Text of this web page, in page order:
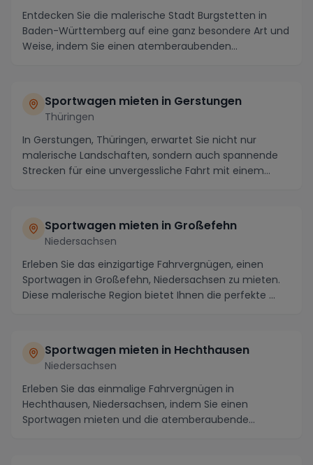
Entdecken Sie die malerische Stadt Burgstetten in
Baden-Württemberg auf eine ganz besondere Art und
Weise, indem Sie einen atemberaubenden
Sportwagen mieten in Gerstungen
Thüringen
In Gerstungen, Thüringen, erwartet Sie nicht nur
malerische Landschaften, sondern auch spannende
Strecken für eine unvergessliche Fahrt mit einem
Sportwagen mieten in Großefehn
Niedersachsen
Erleben Sie das einzigartige Fahrvergnügen, einen
Sportwagen in Großefehn, Niedersachsen zu mieten.
Diese malerische Region bietet Ihnen die perfekte ...
Sportwagen mieten in Hechthausen
Niedersachsen
Erleben Sie das einmalige Fahrvergnügen in
Hechthausen, Niedersachsen, indem Sie einen
Sportwagen mieten und die atemberaubende